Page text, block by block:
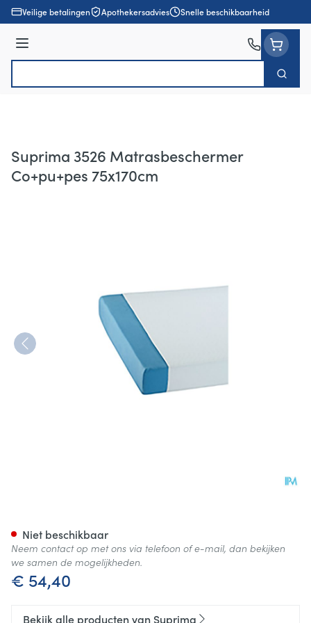
Ga naar de inhoud
Veilige betalingen Apothekersadvies Snelle beschikbaarheid
Menu
Zoek
Suprima 3526 Matrasbeschermer
Co+pu+pes 75x170cm
€ 54,40
Niet beschikbaar
Neem contact op met ons via telefoon of e-mail, dan bekijken
we samen de mogelijkheden.
Bekijk alle producten van Suprima